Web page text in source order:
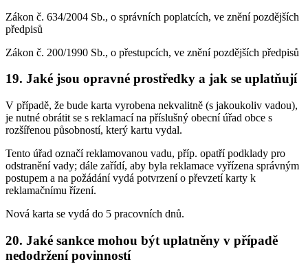
Zákon č. 634/2004 Sb., o správních poplatcích, ve znění pozdějších
předpisů
Zákon č. 200/1990 Sb., o přestupcích, ve znění pozdějších předpisů
19. Jaké jsou opravné prostředky a jak se uplatňují
V případě, že bude karta vyrobena nekvalitně (s jakoukoliv vadou),
je nutné obrátit se s reklamací na příslušný obecní úřad obce s
rozšířenou působností, který kartu vydal.
Tento úřad označí reklamovanou vadu, příp. opatří podklady pro
odstranění vady; dále zařídí, aby byla reklamace vyřízena správným
postupem a na požádání vydá potvrzení o převzetí karty k
reklamačnímu řízení.
Nová karta se vydá do 5 pracovních dnů.
20. Jaké sankce mohou být uplatněny v případě
nedodržení povinností